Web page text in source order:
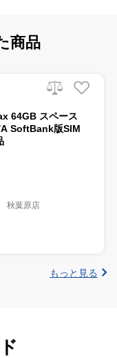
商品
64GB スペース
SoftBank版SIM
秋葉原店
もっと見る